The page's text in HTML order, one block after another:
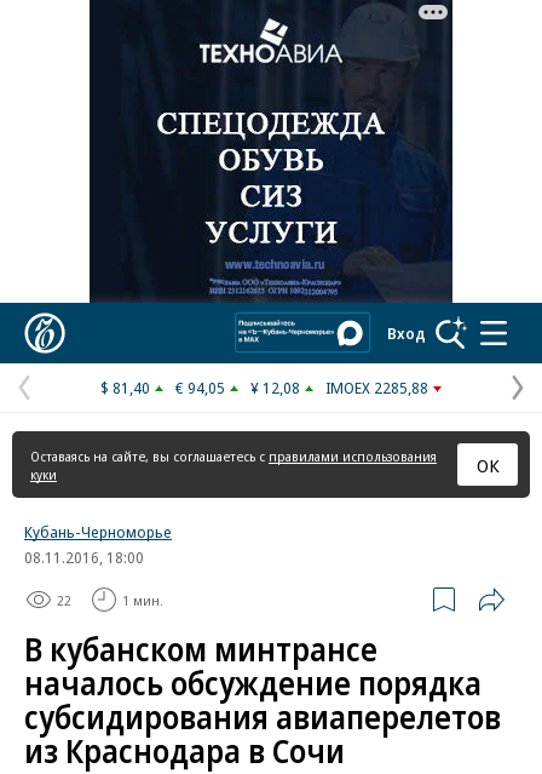
Реклама в «Ъ» www.kommersant.ru/ad
Вход
Предыдущая
страница
$ 81,40 € 94,05 ¥ 12,08 IMOEX 2285,88
Оставаясь на сайте, вы соглашаетесь с правилами использования
куки
ОК
Кубань-Черноморье
08.11.2016, 18:00
22 1 мин.
В кубанском минтрансе
началось обсуждение порядка
субсидирования авиаперелетов
из Краснодара в Сочи